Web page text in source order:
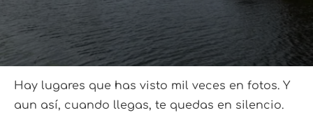
Hay lugares que has visto mil veces en fotos. Y
aun así, cuando llegas, te quedas en silencio.